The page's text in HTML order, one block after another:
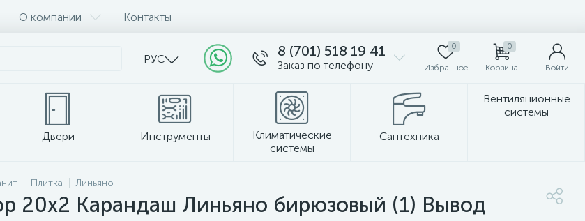
О компании Контакты
РУС 8 (701) 518 19 41
Заказ по телефону
0
Избранное
0
Корзина Войти
Двери Инструменты
Климатические
системы
Сантехника
Вентиляционные
системы
Плитка Линьяно
20х2 Карандаш Линьяно бирюзовый (1) Вывод